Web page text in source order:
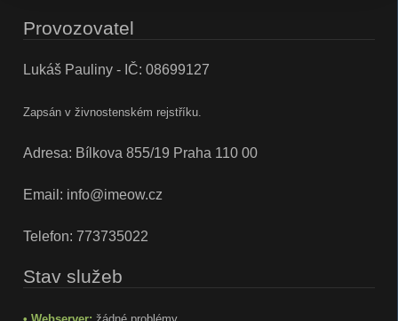
Provozovatel
Lukáš Pauliny - IČ: 08699127
Zapsán v živnostenském rejstříku.
Adresa: Bílkova 855/19 Praha 110 00
Email: info@imeow.cz
Telefon: 773735022
Stav služeb